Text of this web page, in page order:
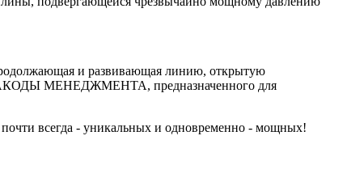
и развивающая линию, открытую
МЕНЕДЖМЕНТА, предназначенного для
всегда - уникальных и одновременно - мощных!